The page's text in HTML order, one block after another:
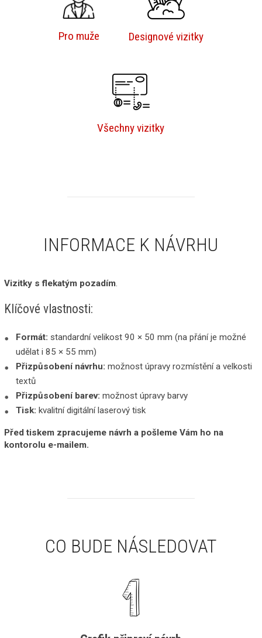
Pro muže Designové vizitky
Všechny vizitky
INFORMACE K NÁVRHU
Vizitky s flekatým pozadím.
Klíčové vlastnosti:
Formát: standardní velikost 90 × 50 mm (na přání je možné
udělat i 85 × 55 mm)
Přizpůsobení návrhu: možnost úpravy rozmístění a velkosti
textů
Přizpůsobení barev: možnost úpravy barvy
Tisk: kvalitní digitální laserový tisk
Před tiskem zpracujeme návrh a pošleme Vám ho na
kontorolu e-mailem.
CO BUDE NÁSLEDOVAT